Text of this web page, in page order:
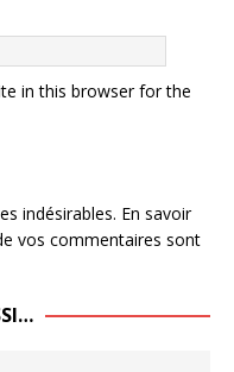
in this browser for the
indésirables. En savoir
vos commentaires sont